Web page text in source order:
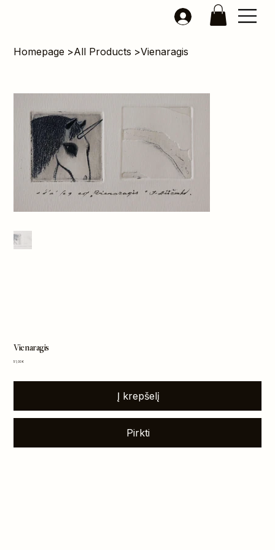
Homepage >All Products >Vienaragis
Vienaragis
Kaina
51,00 €
Į krepšelį
Pirkti